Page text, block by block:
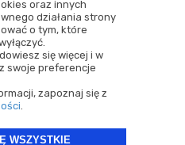
oraz innych
działania strony
o tym, które
się więcej i w
swoje preferencje
zapoznaj się z
.
WSZYSTKIE
by |Detailing House